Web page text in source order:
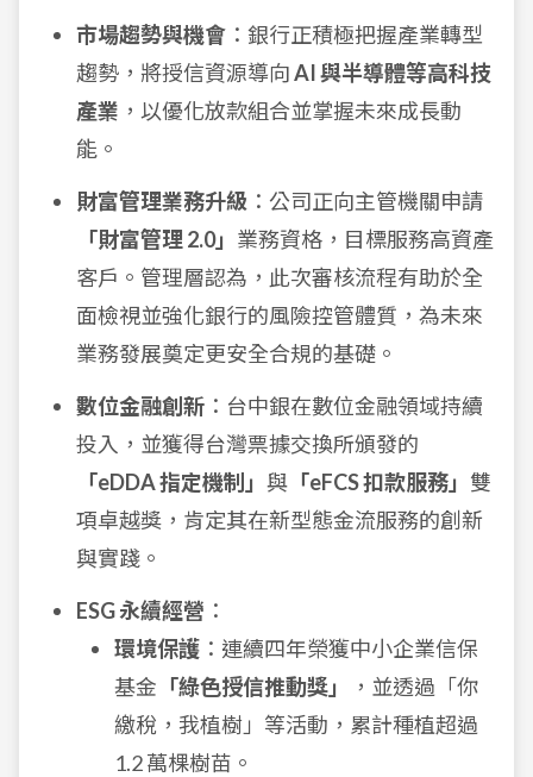
市場趨勢與機會 ：銀行正積極把握產業轉型
趨勢，將授信資源導向AI 與半導體等高科技
產業 ，以優化放款組合並掌握未來成長動
能。
財富管理業務升級 ：公司正向主管機關申請
「財富管理 2.0」 業務資格，目標服務高資產
客戶。管理層認為，此次審核流程有助於全
面檢視並強化銀行的風險控管體質，為未來
業務發展奠定更安全合規的基礎。
數位金融創新 ：台中銀在數位金融領域持續
投入，並獲得台灣票據交換所頒發的
「eDDA 指定機制」 與 「eFCS 扣款服務」 雙
項卓越獎，肯定其在新型態金流服務的創新
與實踐。
ESG 永續經營 ：
環境保護 ：連續四年榮獲中小企業信保
基金 「綠色授信推動獎」
，並透過「你
繳稅，我植樹」等活動，累計種植超過
1.2 萬棵樹苗。